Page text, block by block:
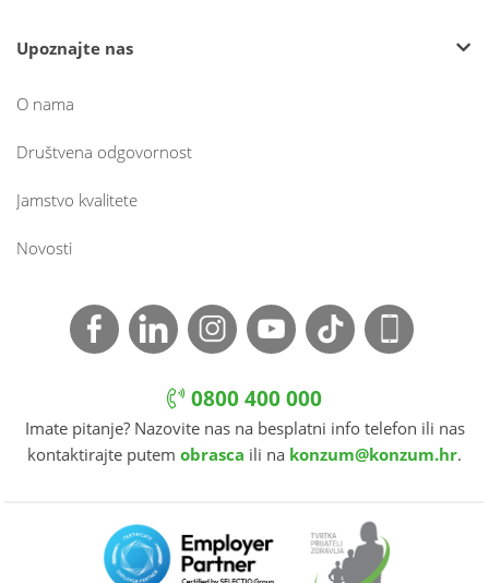
Upoznajte nas
O nama
Društvena odgovornost
Jamstvo kvalitete
Novosti
0800 400 000
Imate pitanje? Nazovite nas na besplatni info telefon ili nas
kontaktirajte putem obrasca ili na konzum@konzum.hr.